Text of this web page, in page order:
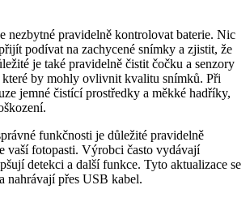
nezbytné pravidelně kontrolovat baterie. Nic
podívat na zachycené snímky a zjistit, že
je také pravidelně čistit čočku a senzory
které by mohly ovlivnit kvalitu snímků. Při
jemné čistící prostředky a měkké hadříky,
funkčnosti je důležité pravidelně
vaší fotopasti. Výrobci často vydávají
detekci a další funkce. Tyto aktualizace se
nahrávají přes USB kabel.